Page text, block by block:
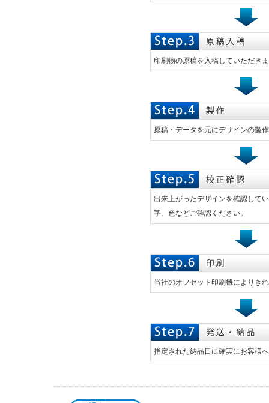
印刷物の原稿を入稿していただき
原稿・データを元にデザインの製
出来上がったデザインを確認して
字、色などご確認ください。
当社のオフセット印刷機によりき
指定された納品日に確実にお客様